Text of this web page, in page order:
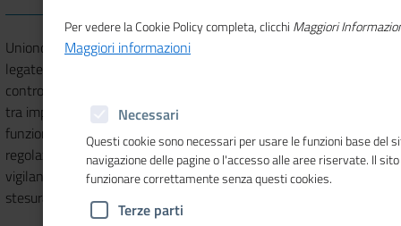
Unioncamere supporta le Camere di commercio nelle funzioni
legate all’esercizio delle procedure di risoluzione alternativa delle
controversie (Arbitrato e Conciliazione) che possono insorgere sia
tra imprese che tra imprese e consumatori. Accanto a queste
funzioni, le Camere svolgono altri importanti compiti di
regolazione del mercato e tutela dei consumatori che vanno dalla
vigilanza sulla sicurezza dei prodotti e strumenti di misura alla
stesura di contratti-tipo privi di clausole inique per il consumatore.
Per vedere la Cookie Policy completa, clicchi Maggiori
Maggiori informazioni
Necessari
Questi cookie sono necessari per usare le funzioni base del
navigazione delle pagine o l'accesso alle aree riservate. Il
funzionare correttamente senza questi cookies.
Terze parti